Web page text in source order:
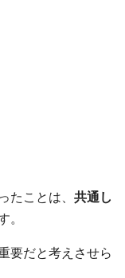
たことは、 共通し
。
要だと考えさせら